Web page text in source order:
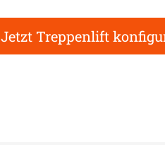
Jetzt Treppenlift